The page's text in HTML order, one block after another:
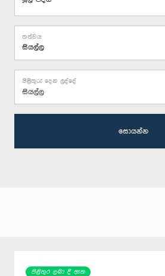
තත්වය
සියල්ල
පිළිතුරු දෙන ලද්දේ
සොයන්න
පිළිතුර ලබා දී ඇත